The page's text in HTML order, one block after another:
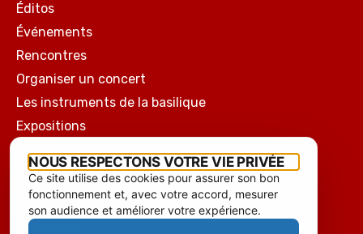
Éditos
Événements
Rencontres
Organiser un concert
Les instruments de la basilique
Expositions
Chapelle de l’Hôtel-Dieu
Sanctuaire
Histoire
À PROPOS
NOUS RESPECTONS VOTRE VIE PRIVÉE
Ce site utilise des cookies pour assurer son bon
fonctionnement et, avec votre accord, mesurer
son audience et améliorer votre expérience.